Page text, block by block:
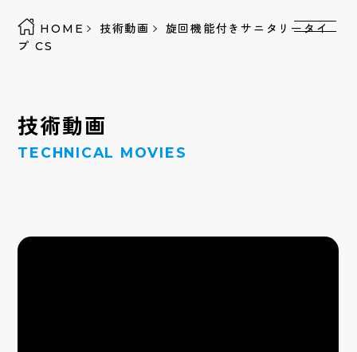
HOME 技術動画
旋回機能付きサニタリータイ
プ CS
技術動画
TECHNICAL MOVIES